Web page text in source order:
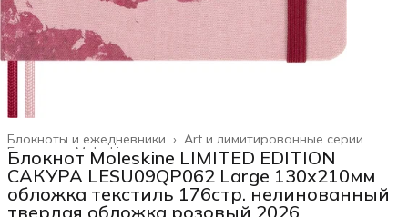
Art и лимитированные серии
Блокноты и ежедневники ›
Moleskine ›
Главная ›
Блокнот Moleskine LIMITED EDITION
САКУРА LESU09QP062 Large 130х210мм
обложка текстиль 176стр. нелинованный
твердая обложка розовый 2026